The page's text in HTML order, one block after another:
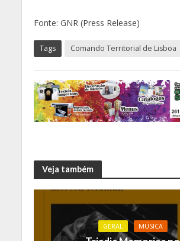
Fonte: GNR (Press Release)
Tags Comando Territorial de Lisboa
Veja também
GERAL MÚSICA